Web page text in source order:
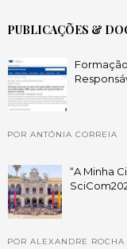
PUBLICAÇÕES &
POR ANTÓNIA CORREIA
“A Minha
POR ALEXANDRE ROCHA